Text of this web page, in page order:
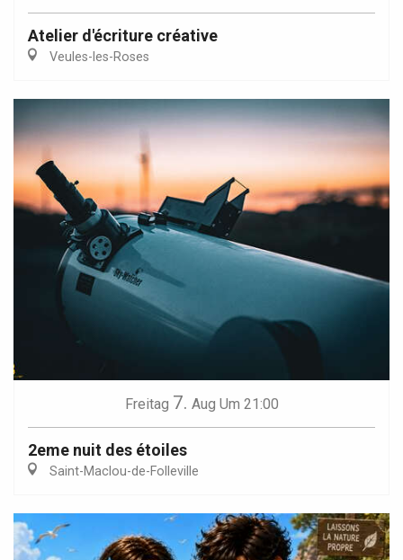
Atelier d'écriture créative
Veules-les-Roses
Freitag 7. Aug Um 21:00
2eme nuit des étoiles
Saint-Maclou-de-Folleville